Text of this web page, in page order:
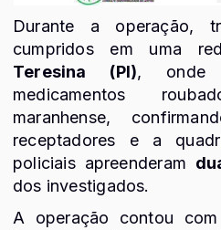
Durante a operação,
cumpridos em uma
Teresina (PI), onde
medicamentos
maranhense,
receptadores e a
policiais apreenderam
dos investigados.
A operação contou